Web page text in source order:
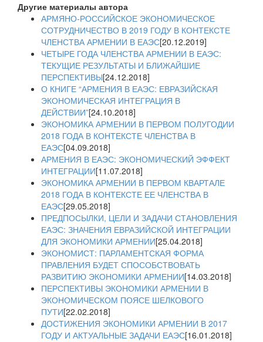
Другие материалы автора
АРМЯНО-РОССИЙСКОЕ ЭКОНОМИЧЕСКОЕ
СОТРУДНИЧЕСТВО В 2019 ГОДУ В КОНТЕКСТЕ
ЧЛЕНСТВА АРМЕНИИ В ЕАЭС[20.12.2019]
ЧЕТЫРЕ ГОДА ЧЛЕНСТВА АРМЕНИИ В ЕАЭС:
ТЕКУЩИЕ РЕЗУЛЬТАТЫ И БЛИЖАЙШИЕ
ПЕРСПЕКТИВЫ[24.12.2018]
О КНИГЕ “АРМЕНИЯ В ЕАЭС: ЕВРАЗИЙСКАЯ
ЭКОНОМИЧЕСКАЯ ИНТЕГРАЦИЯ В
ДЕЙСТВИИ”[24.10.2018]
ЭКОНОМИКА АРМЕНИИ В ПЕРВОМ ПОЛУГОДИИ
2018 ГОДА В КОНТЕКСТЕ ЧЛЕНСТВА В
ЕАЭС[04.09.2018]
АРМЕНИЯ В ЕАЭС: ЭКОНОМИЧЕСКИЙ ЭФФЕКТ
ИНТЕГРАЦИИ[11.07.2018]
ЭКОНОМИКА АРМЕНИИ В ПЕРВОМ КВАРТАЛЕ
2018 ГОДА В КОНТЕКСТЕ ЕЕ ЧЛЕНСТВА В
ЕАЭС[29.05.2018]
ПРЕДПОСЫЛКИ, ЦЕЛИ И ЗАДАЧИ СТАНОВЛЕНИЯ
ЕАЭС: ЗНАЧЕНИЯ ЕВРАЗИЙСКОЙ ИНТЕГРАЦИИ
ДЛЯ ЭКОНОМИКИ АРМЕНИИ[25.04.2018]
ЭКОНОМИСТ: ПАРЛАМЕНТСКАЯ ФОРМА
ПРАВЛЕНИЯ БУДЕТ СПОСОБСТВОВАТЬ
РАЗВИТИЮ ЭКОНОМИКИ АРМЕНИИ[14.03.2018]
ПЕРСПЕКТИВЫ ЭКОНОМИКИ АРМЕНИИ В
ЭКОНОМИЧЕСКОМ ПОЯСЕ ШЕЛКОВОГО
ПУТИ[22.02.2018]
ДОСТИЖЕНИЯ ЭКОНОМИКИ АРМЕНИИ В 2017
ГОДУ И АКТУАЛЬНЫЕ ЗАДАЧИ ЕАЭС[16.01.2018]